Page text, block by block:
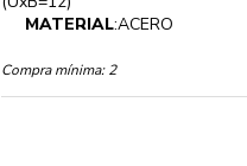
MATERIAL:ACERO
Compra mínima: 2